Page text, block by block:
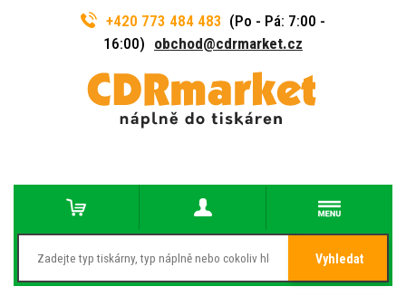
+420 773 484 483 (Po - Pá: 7:00 -
16:00) obchod@cdrmarket.cz
Vyhledat